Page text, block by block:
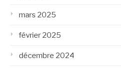
mars 2025
février 2025
décembre 2024